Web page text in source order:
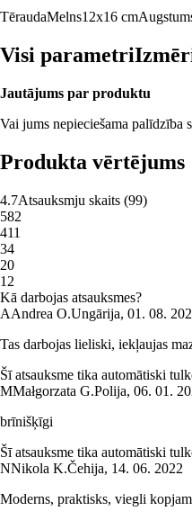
TēraudaMelns12x16 cm
Visi parametri
Jautājums par produktu
Vai jums nepieciešama palīdzība
Produkta vērtējums
4.7Atsauksmju skaits (99)
582
411
34
20
1 2
Kā darbojas atsauksmes?
AAndrea O.Ungārija, 01. 08.
Tas darbojas lieliski, iekļaujas
Šī atsauksme tika automātiski
MMałgorzata G.Polija, 06. 01.
brīnišķīgi
Šī atsauksme tika automātiski
NNikola K.Čehija, 14. 06. 2022
Moderns, praktisks, viegli